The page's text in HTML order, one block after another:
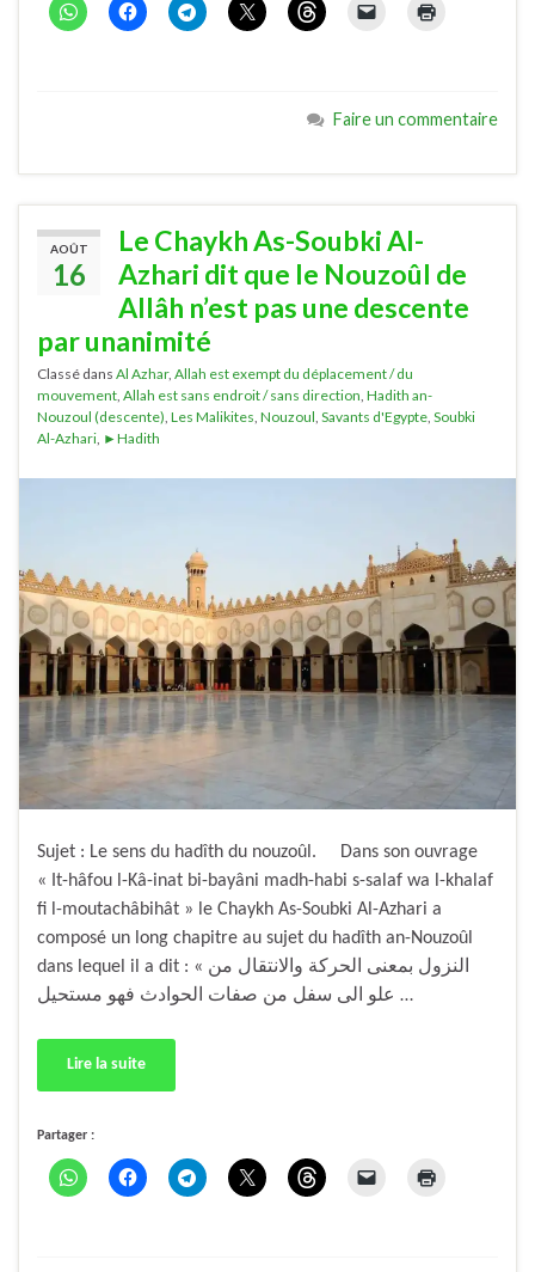
Faire un commentaire
AOÛT
16
Le Chaykh As-Soubki Al-
Azhari dit que le Nouzoûl de
Allâh n’est pas une descente
par unanimité
Classé dans Al Azhar, Allah est exempt du déplacement / du
mouvement Allah est sans endroit / sans direction Hadith an-
Nouzoul (descente) Les Malikites Nouzoul Savants d'Egypte Soubki
Al-Azhari ►Hadith
Sujet : Le sens du hadîth du nouzoûl. Dans son ouvrage
« It-hâfou l-Kâ-inat bi-bayâni madh-habi s-salaf wa l-khalaf
fi l-moutachâbihât » le Chaykh As-Soubki Al-Azhari a
composé un long chapitre au sujet du hadîth an-Nouzoûl
dans lequel il a dit : « النزول بمعنى الحركة والانتقال من
علو الى سفل من صفات الحوادث فهو مستحيل …
Lire la suite
Partager :